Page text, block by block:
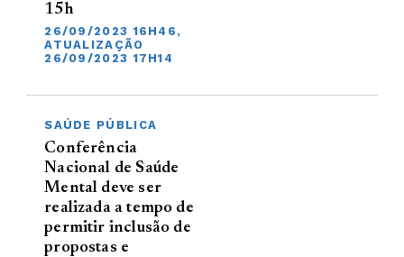
15h
26/09/2023 16H46,
ATUALIZAÇÃO
26/09/2023 17H14
SAÚDE PÚBLICA
Conferência
Nacional de Saúde
Mental deve ser
realizada a tempo de
permitir inclusão de
propostas e